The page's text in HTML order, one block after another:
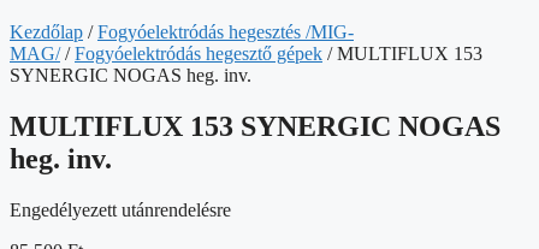
Kezdőlap /Fogyóelektródás hegesztés /MIG-
MAG//Fogyóelektródás hegesztő gépek / MULTIFLUX 153
SYNERGIC NOGAS heg. inv.
MULTIFLUX 153 SYNERGIC NOGAS
heg. inv.
Engedélyezett utánrendelésre